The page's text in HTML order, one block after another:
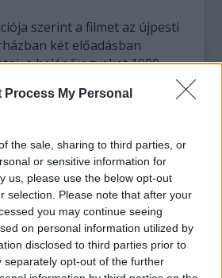
Process My Personal
the sale, sharing to third parties, or
or sensitive information for
us, please use the below opt-out
selection. Please note that after your
you may continue seeing
on personal information utilized by
disclosed to third parties prior to
separately opt-out of the further
szerint a filmet az újpesti
két előadásban
a belépőjegyeket 1000
ház plébánosa a
kereste meg
a szándékkal, hogy pénteken
A plébános hozzátette,
tárgyalt, majd szóban
bt.-vel, őt nem értesítette
a katolikus főplébánia
- közölte Horváth